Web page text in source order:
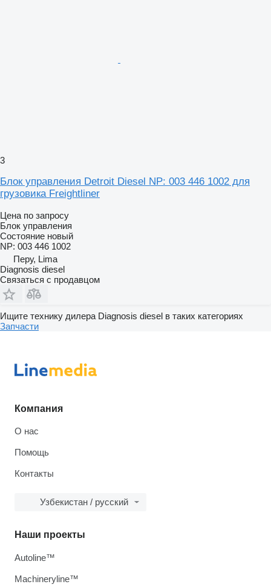
3
Блок управления Detroit Diesel NP: 003 446 1002 для
грузовика Freightliner
Цена по запросу
Блок управления
Состояние новый
NP: 003 446 1002
Перу, Lima
Diagnosis diesel
Связаться с продавцом
Ищите технику дилера Diagnosis diesel в таких категориях
Запчасти
Компания
О нас
Помощь
Контакты
Узбекистан / русский
Наши проекты
Autoline™
Machineryline™